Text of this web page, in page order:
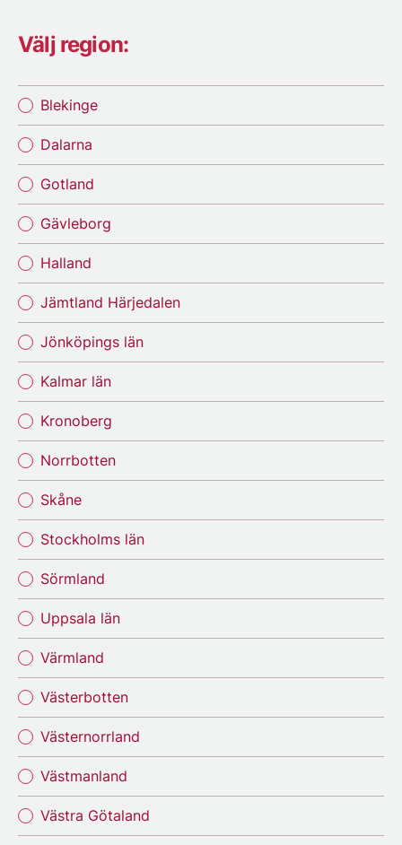
Välj region:
Blekinge
Dalarna
Gotland
Gävleborg
Halland
Jämtland Härjedalen
Jönköpings län
Kalmar län
Kronoberg
Norrbotten
Skåne
Stockholms län
Sörmland
Uppsala län
Värmland
Västerbotten
Västernorrland
Västmanland
Västra Götaland